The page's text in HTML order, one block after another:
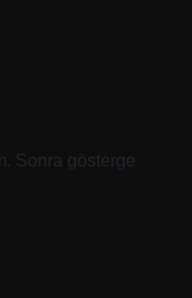
Sonra gösterge